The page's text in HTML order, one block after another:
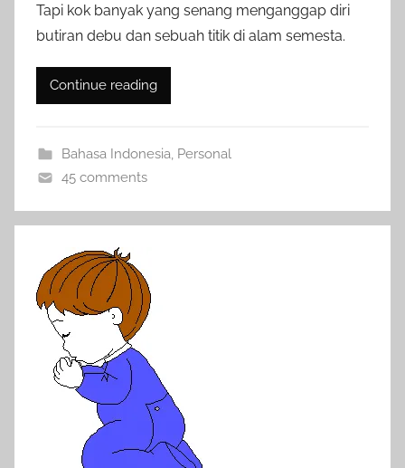
Tapi kok banyak yang senang menganggap diri
butiran debu dan sebuah titik di alam semesta.
Continue reading
Bahasa Indonesia Personal
45 comments